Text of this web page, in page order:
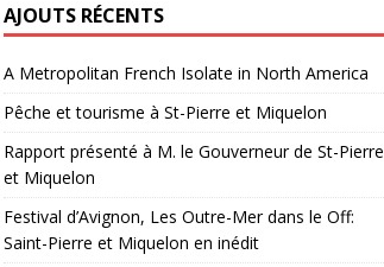
AJOUTS RÉCENTS
A Metropolitan French Isolate in North America
Pêche et tourisme à St-Pierre et Miquelon
Rapport présenté à M. le Gouverneur de St-Pierre
et Miquelon
Festival d’Avignon, Les Outre-Mer dans le Off:
Saint-Pierre et Miquelon en inédit